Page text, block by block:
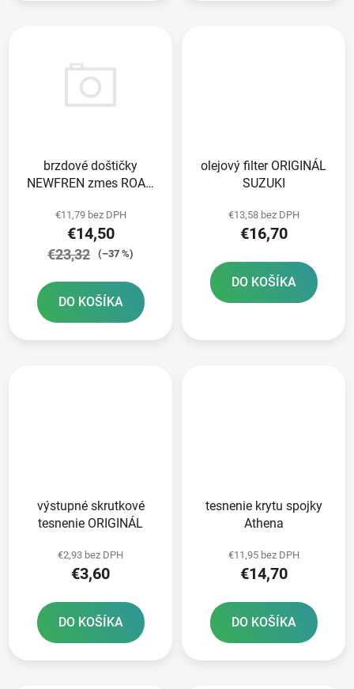
brzdové doštičky
NEWFREN zmes ROAD
v balení
€11,79 bez DPH
€14,50
€23,32 (–37 %)
DO KOŠÍKA
olejový filter ORIGINÁL
SUZUKI
€13,58 bez DPH
€16,70
DO KOŠÍKA
výstupné skrutkové
tesnenie ORIGINÁL
€2,93 bez DPH
€3,60
DO KOŠÍKA
tesnenie krytu spojky
Athena
€11,95 bez DPH
€14,70
DO KOŠÍKA